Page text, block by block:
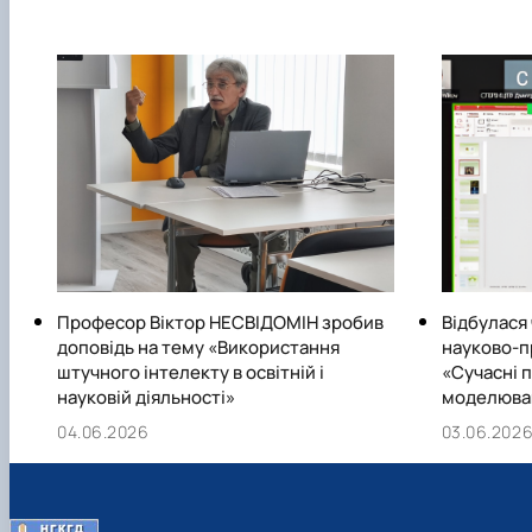
Професор Віктор НЕСВІДОМІН зробив
доповідь на тему «Використання
штучного інтелекту в освітній і
науковій діяльності»
04.06.2026
науково-
«Сучасні
03.06.2026